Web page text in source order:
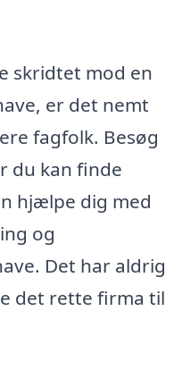
skridtet mod en
er det nemt
fagfolk. Besøg
du kan finde
hjælpe dig med
og
Det har aldrig
det rette firma til